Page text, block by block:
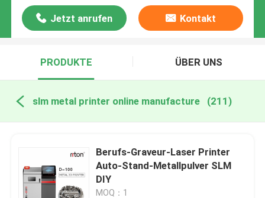
Jetzt anrufen Kontakt
PRODUKTE ÜBER UNS
slm metal printer online manufacture (211)
Berufs-Graveur-Laser Printer
Auto-Stand-Metallpulver SLM
DIY
MOQ：1